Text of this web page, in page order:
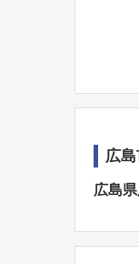
広
広島